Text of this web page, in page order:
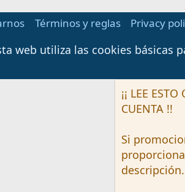
Términos y reglas Privacy
web utiliza las cookies básicas
¡¡ LEE
CUENTA !!
Si
descripción.